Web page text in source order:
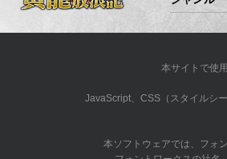
本サイトで使
JavaScript、CSS（スタイルシ
本ソフトウェアでは、フォ